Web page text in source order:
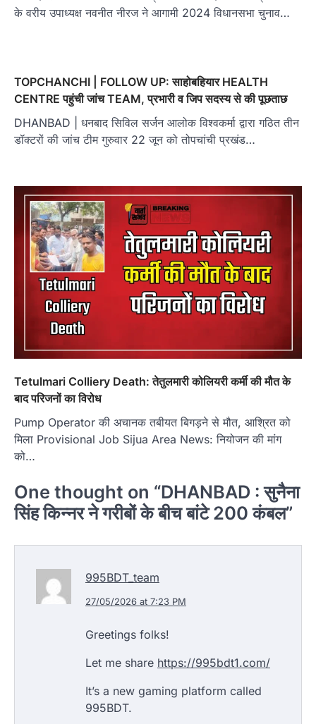
के वरीय उपाध्यक्ष नवनीत नीरज ने आगामी 2024 विधानसभा चुनाव…
TOPCHANCHI | FOLLOW UP: साहोबहियार HEALTH
CENTRE पहुंची जांच TEAM, प्रभारी व जिप सदस्य से की पूछताछ
DHANBAD | धनबाद सिविल सर्जन आलोक विश्वकर्मा द्वारा गठित तीन
डॉक्टरों की जांच टीम गुरुवार 22 जून को तोपचांची प्रखंड…
Tetulmari Colliery Death: तेतुलमारी कोलियरी कर्मी की मौत के
बाद परिजनों का विरोध
Pump Operator की अचानक तबीयत बिगड़ने से मौत, आश्रित को
मिला Provisional Job Sijua Area News: नियोजन की मांग
को…
One thought on “DHANBAD : सुनैना
सिंह किन्नर ने गरीबों के बीच बांटे 200 कंबल”
995BDT_team
27/05/2026 at 7:23 PM
Greetings folks!
Let me share https://995bdt1.com/
It’s a new gaming platform called
995BDT.